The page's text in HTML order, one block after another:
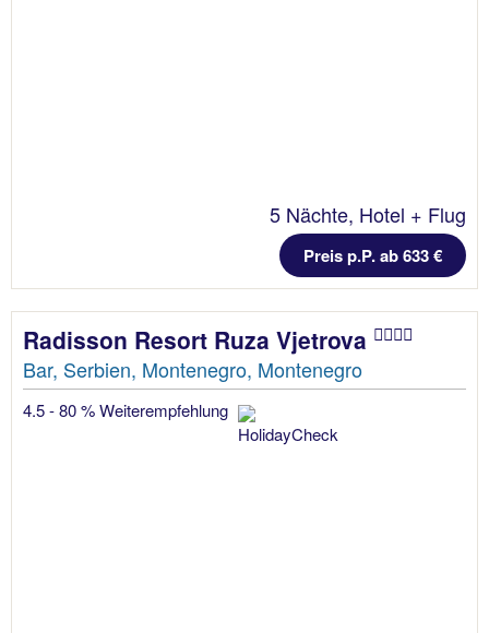
5 Nächte, Hotel + Flug
Preis p.P. ab 633 €
Radisson Resort Ruza Vjetrova
Bar, Serbien, Montenegro, Montenegro
4.5 - 80 % Weiterempfehlung